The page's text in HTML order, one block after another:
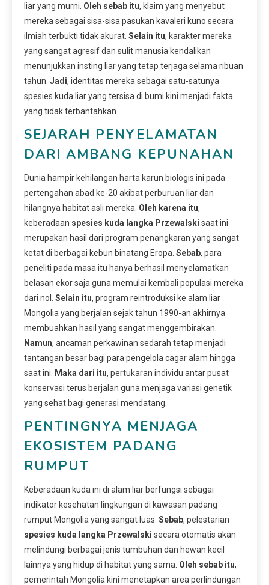
liar yang murni. Oleh sebab itu, klaim yang menyebut
mereka sebagai sisa-sisa pasukan kavaleri kuno secara
ilmiah terbukti tidak akurat. Selain itu, karakter mereka
yang sangat agresif dan sulit manusia kendalikan
menunjukkan insting liar yang tetap terjaga selama ribuan
tahun. Jadi, identitas mereka sebagai satu-satunya
spesies kuda liar yang tersisa di bumi kini menjadi fakta
yang tidak terbantahkan.
SEJARAH PENYELAMATAN
DARI AMBANG KEPUNAHAN
Dunia hampir kehilangan harta karun biologis ini pada
pertengahan abad ke-20 akibat perburuan liar dan
hilangnya habitat asli mereka. Oleh karena itu,
keberadaan spesies kuda langka Przewalski saat ini
merupakan hasil dari program penangkaran yang sangat
ketat di berbagai kebun binatang Eropa. Sebab, para
peneliti pada masa itu hanya berhasil menyelamatkan
belasan ekor saja guna memulai kembali populasi mereka
dari nol. Selain itu, program reintroduksi ke alam liar
Mongolia yang berjalan sejak tahun 1990-an akhirnya
membuahkan hasil yang sangat menggembirakan.
Namun, ancaman perkawinan sedarah tetap menjadi
tantangan besar bagi para pengelola cagar alam hingga
saat ini.
Maka dari itu, pertukaran individu antar pusat
konservasi terus berjalan guna menjaga variasi genetik
yang sehat bagi generasi mendatang.
PENTINGNYA MENJAGA
EKOSISTEM PADANG
RUMPUT
Keberadaan kuda ini di alam liar berfungsi sebagai
indikator kesehatan lingkungan di kawasan padang
rumput Mongolia yang sangat luas. Sebab, pelestarian
spesies kuda langka Przewalski secara otomatis akan
melindungi berbagai jenis tumbuhan dan hewan kecil
lainnya yang hidup di habitat yang sama. Oleh sebab itu,
pemerintah Mongolia kini menetapkan area perlindungan